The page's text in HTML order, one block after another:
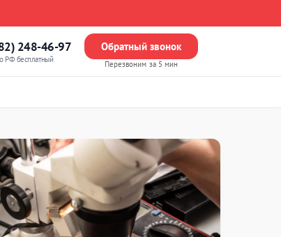
248-46-97
РФ бесплатный
Обратный звонок
Перезвоним за 5 мин